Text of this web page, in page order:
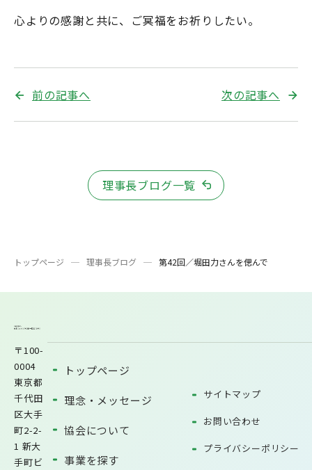
心よりの感謝と共に、ご冥福をお祈りしたい。
前の記事へ 次の記事へ
理事長ブログ一覧
トップページ 理事長ブログ 第42回／堀田力さんを偲んで
〒100-
0004
東京都
千代田
区大手
町2-2-
1 新大
手町ビ
トップページ
理念・メッセージ
協会について
事業を探す
サイトマップ
お問い合わせ
プライバシーポリシー